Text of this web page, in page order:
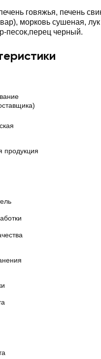
говяжья, печень
морковь сушеная,
песок,перец черный.
продукция